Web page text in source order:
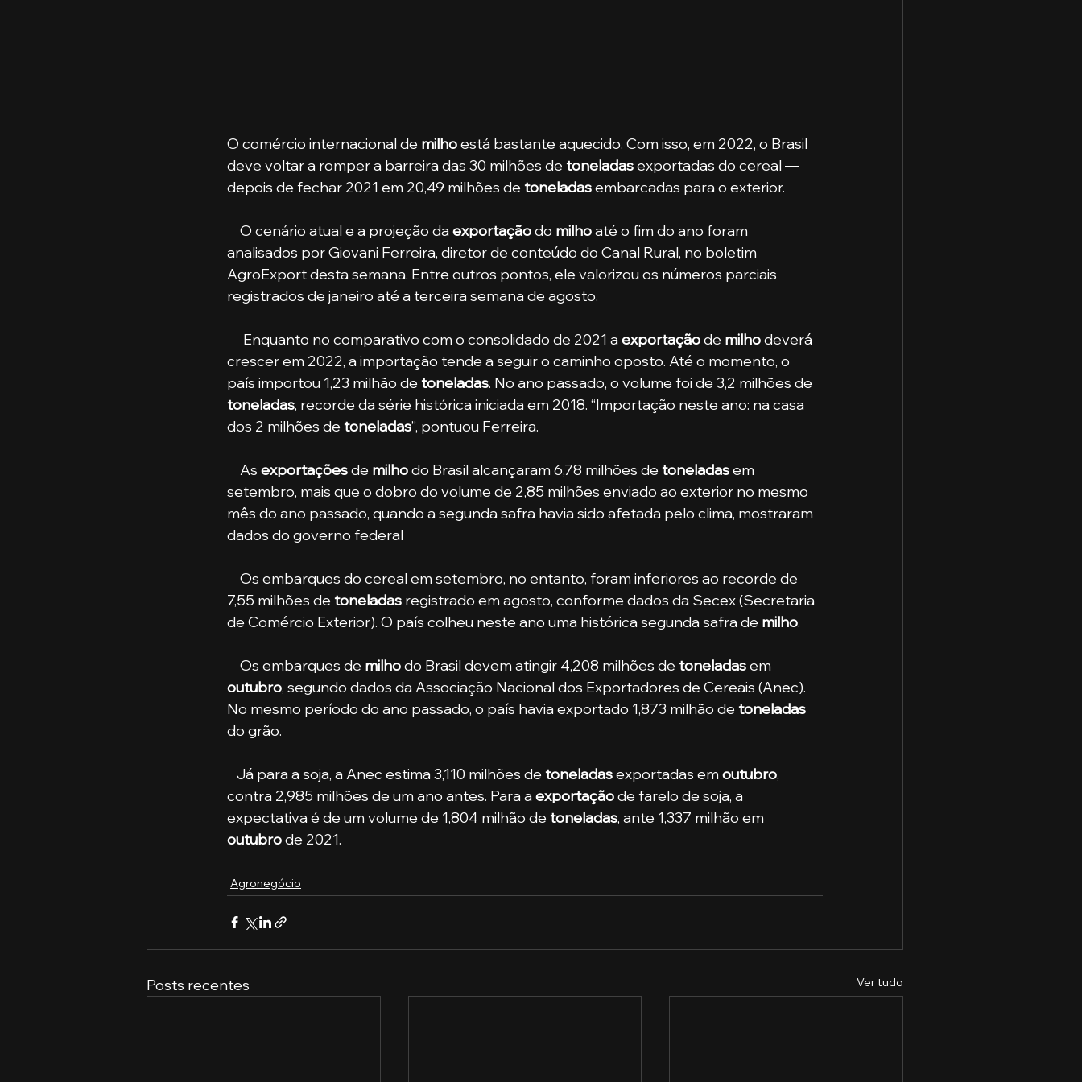
O comércio internacional de milho está bastante aquecido. Com isso, em 2022, o Brasil
deve voltar a romper a barreira das 30 milhões de toneladas exportadas do cereal —
depois de fechar 2021 em 20,49 milhões de toneladas embarcadas para o exterior.
    O cenário atual e a projeção da
exportação do milho até o fim do ano foram
analisados por Giovani Ferreira, diretor de conteúdo do Canal Rural, no boletim
AgroExport desta semana. Entre outros pontos, ele valorizou os números parciais
registrados de janeiro até a terceira semana de agosto.
     Enquanto no comparativo com o consolidado de 2021 a
exportação de milho deverá
crescer em 2022, a importação tende a seguir o caminho oposto. Até o momento, o
país importou 1,23 milhão de toneladas. No ano passado, o volume foi de 3,2 milhões de
toneladas, recorde da série histórica iniciada em 2018. “Importação neste ano: na casa
dos 2 milhões de toneladas”, pontuou Ferreira.
    As
exportações de milho do Brasil alcançaram 6,78 milhões de toneladas em
setembro, mais que o dobro do volume de 2,85 milhões enviado ao exterior no mesmo
mês do ano passado, quando a segunda safra havia sido afetada pelo clima, mostraram
dados do governo federal
7,55 milhões de toneladas registrado em agosto, conforme dados da Secex (Secretaria
de Comércio Exterior). O país colheu neste ano uma histórica segunda safra de milho.
    Os embarques de
milho do Brasil devem atingir 4,208 milhões de toneladas em
outubro, segundo dados da Associação Nacional dos Exportadores de Cereais (Anec).
No mesmo período do ano passado, o país havia exportado 1,873 milhão de toneladas
do grão.
   Já para a soja, a Anec estima 3,110 milhões de
toneladas exportadas em outubro,
contra 2,985 milhões de um ano antes. Para a exportação de farelo de soja, a
expectativa é de um volume de 1,804 milhão de toneladas, ante 1,337 milhão em
outubro de 2021.
Agronegócio
Posts recentes Ver tudo